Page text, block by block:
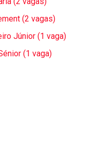
(2 vagas)
Júnior (1 vaga)
(1 vaga)